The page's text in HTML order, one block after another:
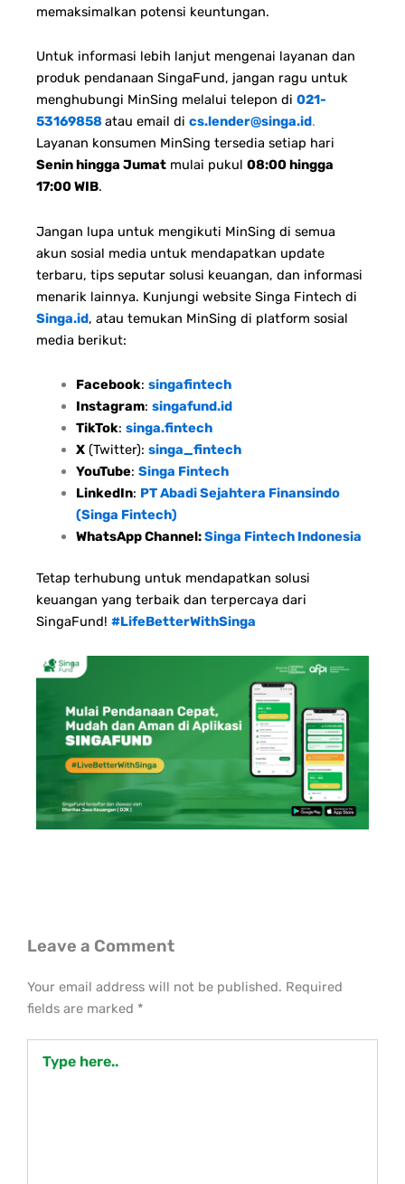
memaksimalkan potensi keuntungan.
Untuk informasi lebih lanjut mengenai layanan dan
produk pendanaan SingaFund, jangan ragu untuk
menghubungi MinSing melalui telepon di 021-
53169858atau email di cs.lender@singa.id.
Layanan konsumen MinSing tersedia setiap hari
Senin hingga Jumat mulai pukul 08:00 hingga
17:00 WIB.
Jangan lupa untuk mengikuti MinSing di semua
akun sosial media untuk mendapatkan update
terbaru, tips seputar solusi keuangan, dan informasi
menarik lainnya. Kunjungi website Singa Fintech di
Singa.id, atau temukan MinSing di platform sosial
media berikut:
Facebook: singafintech
Instagram: singafund.id
TikTok: singa.fintech
X(Twitter): singa_fintech
YouTube: Singa Fintech
LinkedIn: PT Abadi Sejahtera Finansindo
(Singa Fintech)
WhatsApp Channel:Singa Fintech Indonesia
Tetap terhubung untuk mendapatkan solusi
keuangan yang terbaik dan terpercaya dari
SingaFund! #LifeBetterWithSinga
Leave a Comment
Your email address will not be published. Required
fields are marked *
here..